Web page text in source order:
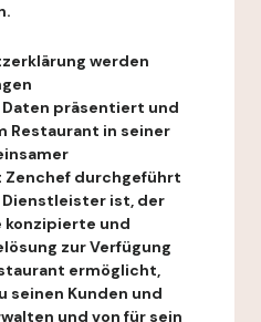
werden
präsentiert und
Restaurant in seiner
durchgeführt
ist, der
konzipierte und
zur Verfügung
ermöglicht,
seinen Kunden und
und von für sein